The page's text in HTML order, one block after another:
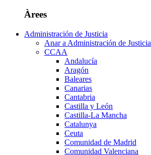
Àrees
Administración de Justicia
Anar a Administración de Justicia
CCAA
Andalucía
Aragón
Baleares
Canarias
Cantabria
Castilla y León
Castilla-La Mancha
Catalunya
Ceuta
Comunidad de Madrid
Comunidad Valenciana